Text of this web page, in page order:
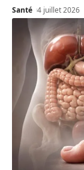
Santé 4 juillet 2026